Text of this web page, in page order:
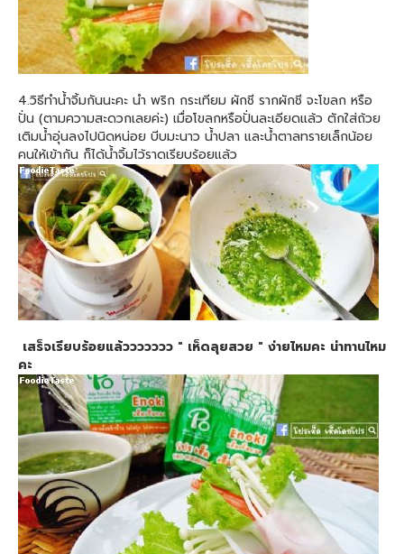
4.วิธีทำน้ำจิ้มกันนะคะ นำ พริก กระเทียม ผักชี รากผักชี จะโขลก หรือ
ปั่น (ตามความสะดวกเลยค่ะ) เมื่อโขลกหรือปั่นละเอียดแล้ว ตักใส่ถ้วย
เติมน้ำอุ่นลงไปนิดหน่อย บีบมะนาว น้ำปลา และน้ำตาลทรายเล็กน้อย
คนให้เข้ากัน ก็ได้น้ำจิ้มไว้ราดเรียบร้อยแล้ว
เสร็จเรียบร้อยแล้ววววววว " เห็ดลุยสวย " ง่ายไหมคะ น่าทานไหม
คะ